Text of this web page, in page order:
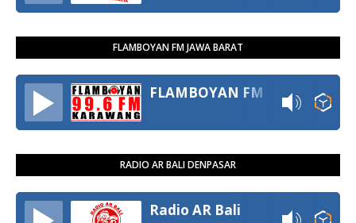
FLAMBOYAN FM JAWA BARAT
FLAMBOYAN FM
RADIO AR BALI DENPASAR
Radio AR Bali